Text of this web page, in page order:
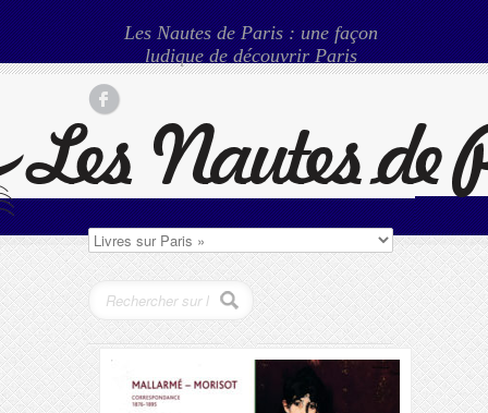
Les Nautes de Paris : une façon
ludique de découvrir Paris